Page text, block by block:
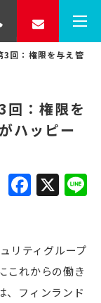
3回：権限を与え管
回：権限を
ハッピー
X
リティグループ
これからの働き
、フィンランド